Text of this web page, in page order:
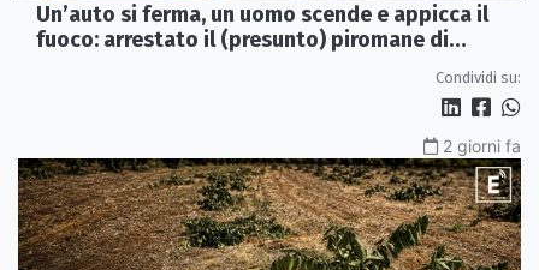
Un’auto si ferma, un uomo scende e appicca il
fuoco: arrestato il (presunto) piromane di
Condividi su:
2 giorni fa